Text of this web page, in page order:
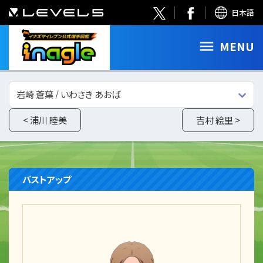
日本語
MENU
< 浦川 睦美
岩崎 蒼葉 / いわさき あおば
吉村 絵里 >
バストアップ